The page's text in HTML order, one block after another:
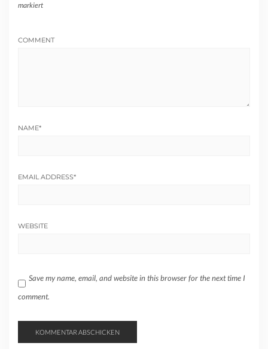
markiert
COMMENT
NAME*
EMAIL ADDRESS*
WEBSITE
Save my name, email, and website in this browser for the next time I
comment.